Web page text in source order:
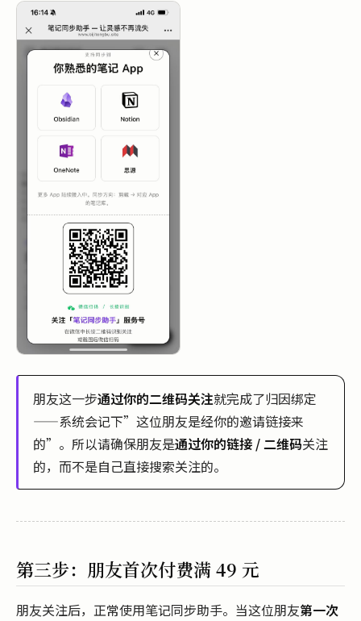
朋友这一步通过你的二维码关注就完成了归因绑定
——系统会记下”这位朋友是经你的邀请链接来
的”。所以请确保朋友是通过你的链接 / 二维码关注
的，而不是自己直接搜索关注的。
第三步：朋友首次付费满 49 元
朋友关注后，正常使用笔记同步助手。当这位朋友第一次